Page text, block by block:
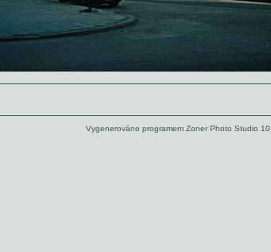
Vygenerováno programem Zoner Photo Studio 10